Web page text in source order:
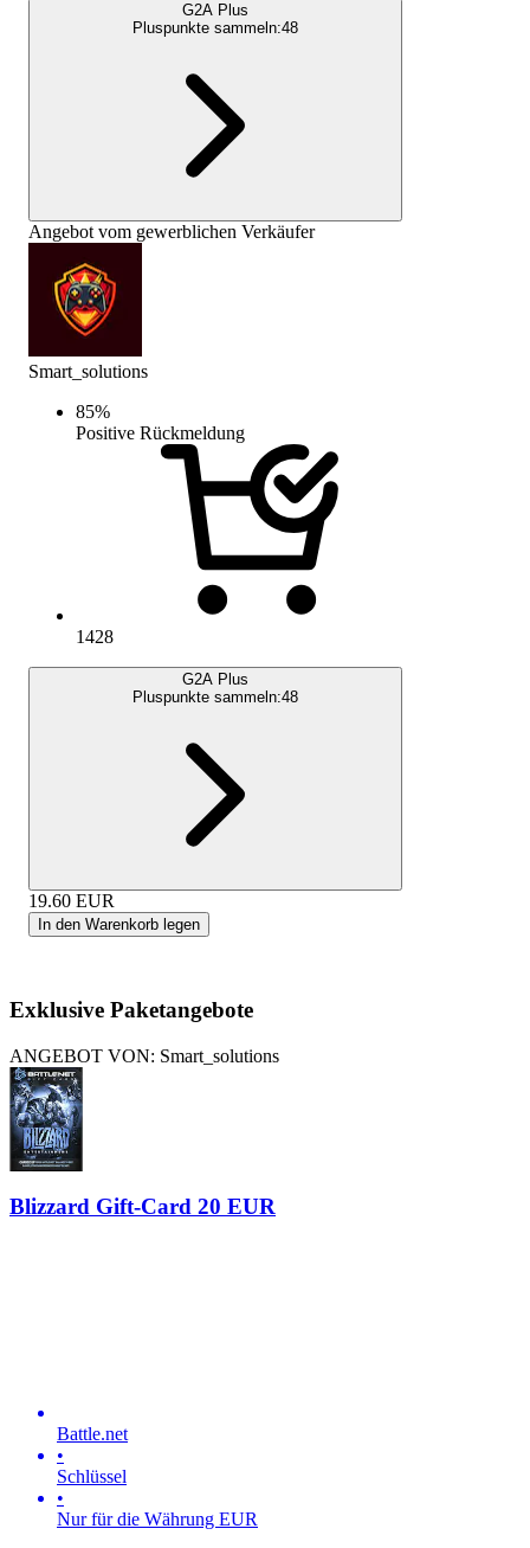
G2A Plus
Pluspunkte sammeln:48
Angebot vom gewerblichen Verkäufer
Smart_solutions
85%
Positive Rückmeldung
1428
G2A Plus
Pluspunkte sammeln:48
19.60 EUR
In den Warenkorb legen
Exklusive Paketangebote
ANGEBOT VON: Smart_solutions
Blizzard Gift-Card 20 EUR
Battle.net
•
Schlüssel
•
Nur für die Währung EUR